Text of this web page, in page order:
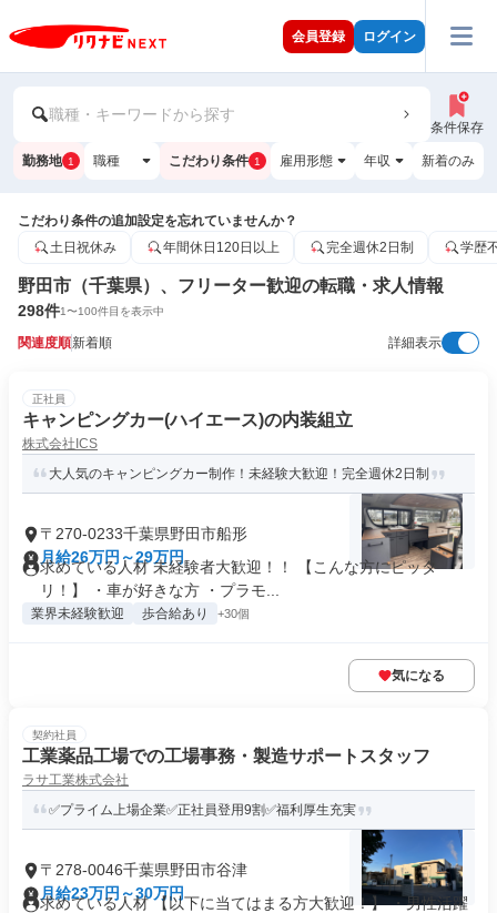
会員登録 ログイン
職種・キーワードから探す
条件保存
勤務地 1 職種 こだわり条件 1 雇用形態 年収 新着のみ
こだわり条件の追加設定を忘れていませんか？
土日祝休み
年間休日120日以上 完全週休2日制 学歴
野田市（千葉県）、フリーター歓迎の転職・求人情報
298件1〜100件目を表示中
関連度順新着順 詳細表示
正社員
キャンピングカー(ハイエース)の内装組立
株式会社ICS
大人気のキャンピングカー制作！未経験大歓迎！完全週休2日制
〒270-0233千葉県野田市船形
月給26万円～29万円
求めている人材 未経験者大歓迎！！ 【こんな方にピッタ
リ！】 ・車が好きな方 ・プラモ...
業界未経験歓迎 歩合給あり +30個
気になる
契約社員
工業薬品工場での工場事務・製造サポートスタッフ
ラサ工業株式会社
✅プライム上場企業✅正社員登用9割✅福利厚生充実
〒278-0046千葉県野田市谷津
月給23万円～30万円
求めている人材 【以下に当てはまる方大歓迎！】 ・男性活躍